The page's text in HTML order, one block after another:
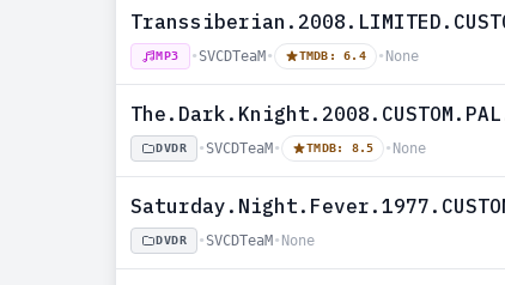
MP3 • SVCDTeaM • TMDB: 6.4 • None
DVDR • SVCDTeaM • TMDB: 8.5 • None
DVDR • SVCDTeaM • None